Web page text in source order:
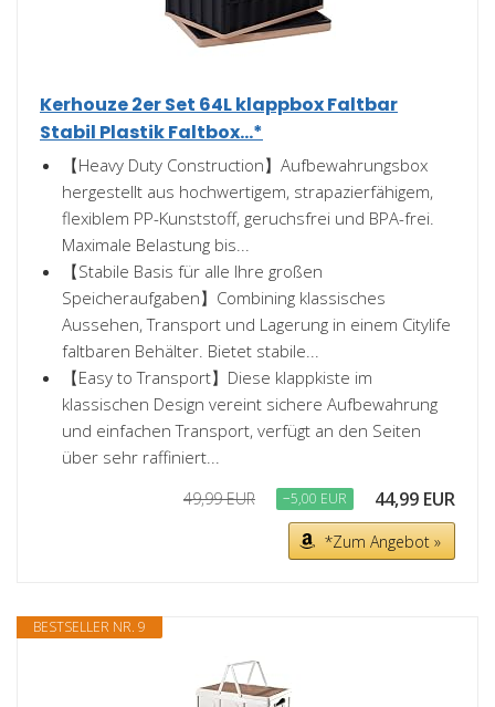
Kerhouze 2er Set 64L klappbox Faltbar
Stabil Plastik Faltbox...*
【Heavy Duty Construction】Aufbewahrungsbox
hergestellt aus hochwertigem, strapazierfähigem,
flexiblem PP-Kunststoff, geruchsfrei und BPA-frei.
Maximale Belastung bis...
【Stabile Basis für alle Ihre großen
Speicheraufgaben】Combining klassisches
Aussehen, Transport und Lagerung in einem Citylife
faltbaren Behälter. Bietet stabile...
【Easy to Transport】Diese klappkiste im
klassischen Design vereint sichere Aufbewahrung
und einfachen Transport, verfügt an den Seiten
über sehr raffiniert...
49,99 EUR −5,00 EUR 44,99 EUR
*Zum Angebot »
BESTSELLER NR. 9